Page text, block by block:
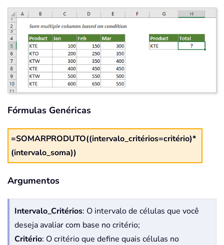
Fórmulas Genéricas
=SOMARPRODUTO((intervalo_critérios=critério)*
(intervalo_soma))
Argumentos
Intervalo_Critérios: O intervalo de células que você
deseja avaliar com base no critério;
Critério: O critério que define quais células no